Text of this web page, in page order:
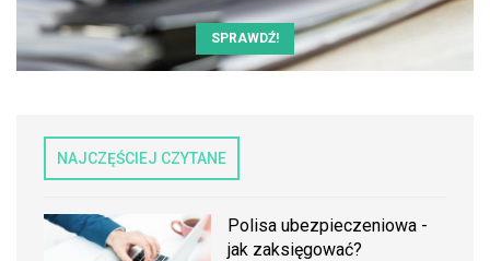
SPRAWDŹ!
NAJCZĘŚCIEJ CZYTANE
Polisa ubezpieczeniowa -
jak zaksięgować?